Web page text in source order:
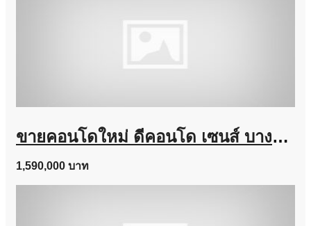
ขายคอนโดใหม่ ดีคอนโด เซนส์ บางแสน ชลบุรี ใกล้ ม.บูรพา พร้อมอยู่ แต่งครบ โทร 0931681685
1,590,000 บาท